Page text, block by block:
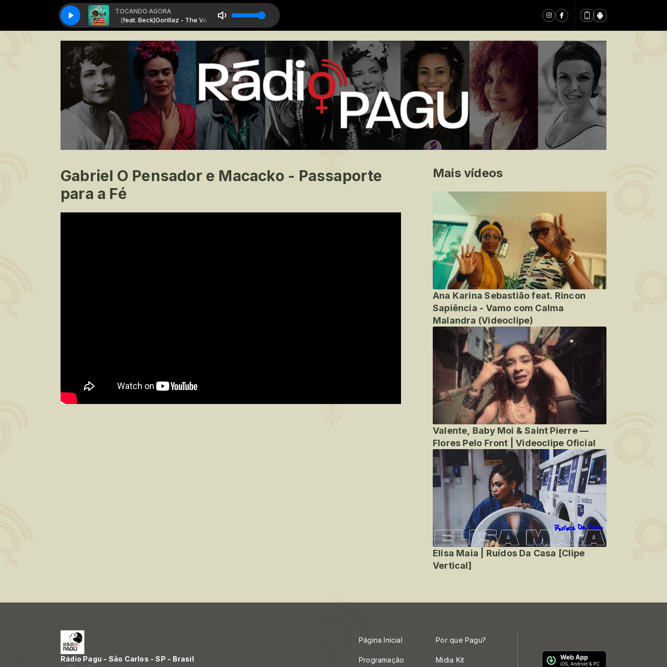
TOCANDO AGORA
- The Valley of The Pagans (feat. Beck)Gorillaz - The Valley of The Pagans (feat. Beck)
Gabriel O Pensador e Macacko - Passaporte
para a Fé
Mais vídeos
Ana Karina Sebastião feat. Rincon
Sapiência - Vamo com Calma
Malandra (Videoclipe)
Valente, Baby Moi & Saint Pierre —
Flores Pelo Front | Videoclipe Oficial
Elisa Maia | Ruídos Da Casa [Clipe
Vertical]
Rádio Pagu - São Carlos - SP - Brasil
Página Inicial
Programação
Por que Pagu?
Midia Kit